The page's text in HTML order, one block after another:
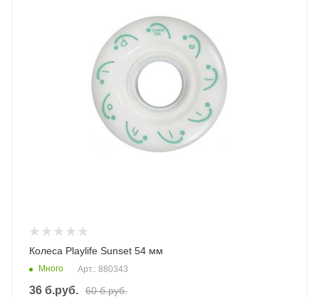
Колеса Playlife Sunset 54 мм
Много Арт.: 880343
36 б.руб. 60б.руб.